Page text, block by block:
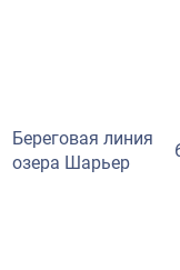
Береговая линия
озера Шарьер